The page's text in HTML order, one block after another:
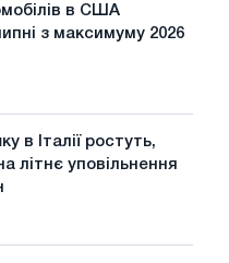
в США
з максимуму 2026
в Італії ростуть,
літнє уповільнення